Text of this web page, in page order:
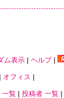
ム表示 | ヘルプ|
| オフィス |
一覧 | 投稿者 一覧 |